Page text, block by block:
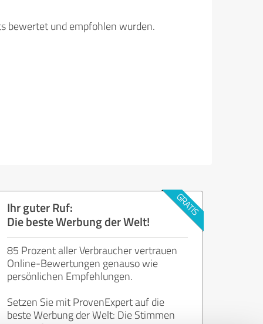
bewertet und empfohlen wurden.
Ihr guter Ruf:
Die beste Werbung der Welt!
85 Prozent aller Verbraucher vertrauen
Online-Bewertungen genauso wie
persönlichen Empfehlungen.
Setzen Sie mit ProvenExpert auf die
beste Werbung der Welt: Die Stimmen